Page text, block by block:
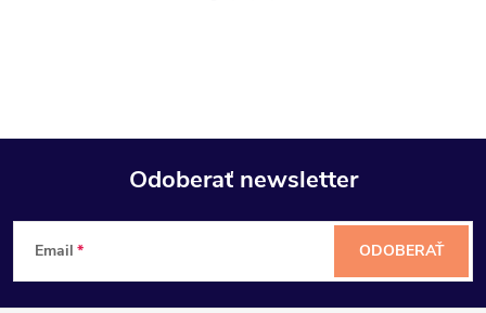
Z
á
Odoberať newsletter
Email ODOBERAŤ